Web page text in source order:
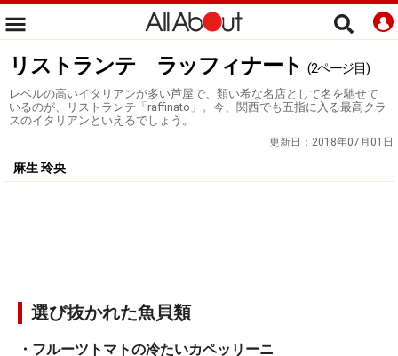
リストランテ ラッフィナート (2ページ目)
レベルの高いイタリアンが多い芦屋で、類い希な名店として名を馳せて
いるのが、リストランテ「raffinato」。今、関西でも五指に入る最高クラ
スのイタリアンといえるでしょう。
更新日： 2018年07月01日
麻生 玲央
選び抜かれた魚貝類
・フルーツトマトの冷たいカペッリーニ